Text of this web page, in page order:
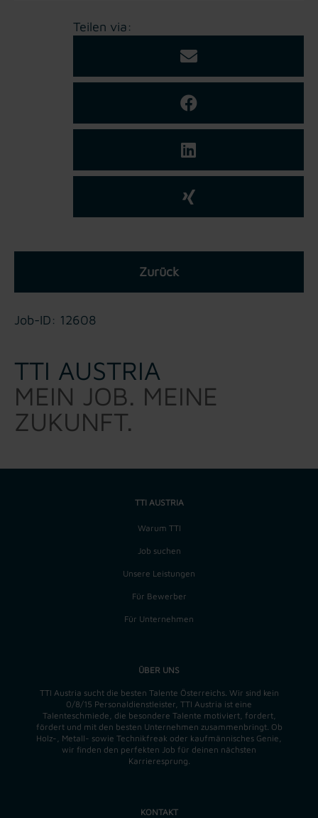
Teilen via:
Zurück
Job-ID: 12608
TTI AUSTRIA
MEIN JOB. MEINE
ZUKUNFT.
TTI AUSTRIA
Warum TTI
Job suchen
Unsere Leistungen
Für Bewerber
Für Unternehmen
ÜBER UNS
TTI Austria sucht die besten Talente Österreichs. Wir sind kein
0/8/15 Personaldienstleister, TTI Austria ist eine
Talenteschmiede, die besondere Talente motiviert, fordert,
fördert und mit den besten Unternehmen zusammenbringt. Ob
Holz-, Metall- sowie Technikfreak oder kaufmännisches Genie,
wir finden den perfekten Job für deinen nächsten
Karrieresprung.
KONTAKT